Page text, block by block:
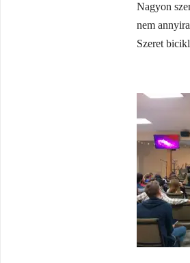
Nagyon
nem
Szeret